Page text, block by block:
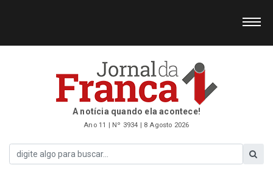
A notícia quando ela acontece!
Ano 11 | Nº 3934 | 8 Agosto 2026